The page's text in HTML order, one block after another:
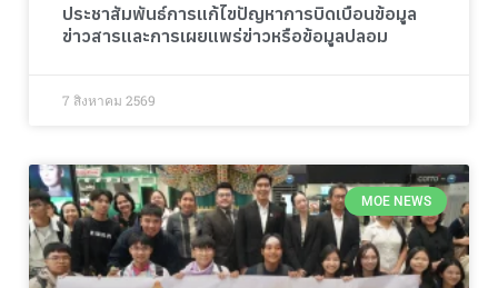
ประชาสัมพันธ์การแก้ไขปัญหาการบิดเบือนข้อมูล
ข่าวสารและการเผยแพร่ข่าวหรือข้อมูลปลอม
7 สิงหาคม 2569
MOE NEWS